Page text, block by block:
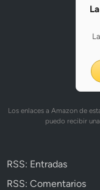
Los enlaces a Amazon de
puedo recibir
RSS: Entradas
RSS: Comentarios